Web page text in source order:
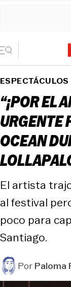
ESPECTÁCULOS
“¡POR EL
URGENTE
OCEAN
El artista
al festival
poco para
Santiago.
PorPaloma